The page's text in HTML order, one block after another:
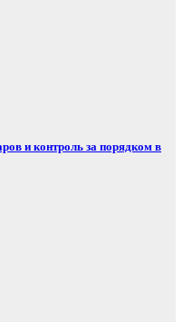
и контроль за порядком в